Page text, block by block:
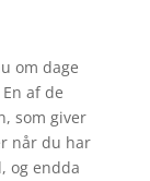
om dage
af de
som giver
når du har
og endda